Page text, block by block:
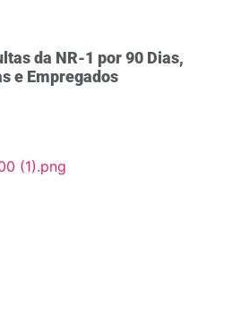
da NR-1 por 90 Dias,
e Empregados